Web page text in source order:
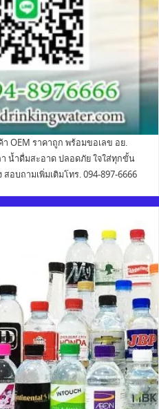
OEM ราคาถูก พร้อมขอเลข อย.
น้ำดื่มสะอาด ปลอดภัย ใจใส่ทุกขั้น
อบถามเพิ่มเติมโทร. 094-897-6666